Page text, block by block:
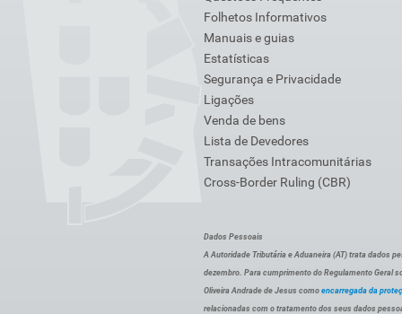
Folhetos Informativos
Manuais e guias
Estatísticas
Segurança e Privacidade
Ligações
Venda de bens
Lista de Devedores
Transações Intracomunitárias
Cross-Border Ruling (CBR)
Dados Pessoais
A Autoridade Tributária e Aduaneira (AT) trata dados
dezembro. Para cumprimento do Regulamento Geral
Oliveira Andrade de Jesus como encarregada da
relacionadas com o tratamento dos seus dados